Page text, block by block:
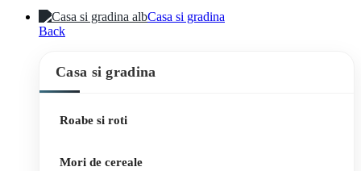
Casa si gradina
Back
Casa si gradina
Roabe si roti
Mori de cereale